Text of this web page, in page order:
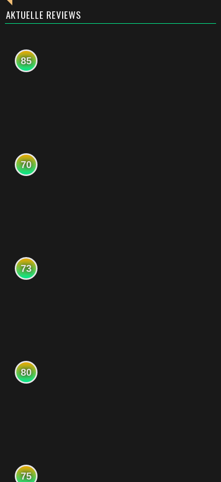
AKTUELLE REVIEWS
85
70
73
80
75